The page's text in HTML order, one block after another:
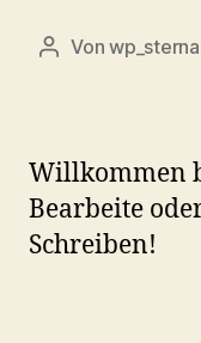
Von
Willkommen
Bearbeite
Schreiben!